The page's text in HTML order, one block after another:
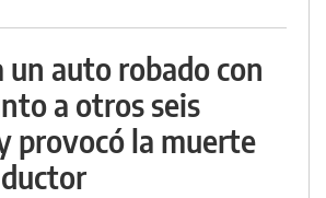
un auto robado con
a otros seis
provocó la muerte